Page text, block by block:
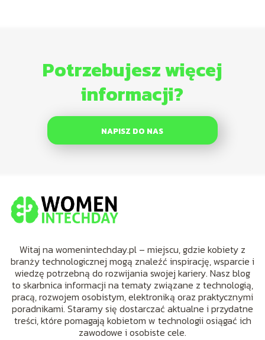
Potrzebujesz więcej
informacji?
NAPISZ DO NAS
Witaj na womenintechday.pl – miejscu, gdzie kobiety z
branży technologicznej mogą znaleźć inspirację, wsparcie i
wiedzę potrzebną do rozwijania swojej kariery. Nasz blog
to skarbnica informacji na tematy związane z technologią,
pracą, rozwojem osobistym, elektroniką oraz praktycznymi
poradnikami. Staramy się dostarczać aktualne i przydatne
treści, które pomagają kobietom w technologii osiągać ich
zawodowe i osobiste cele.